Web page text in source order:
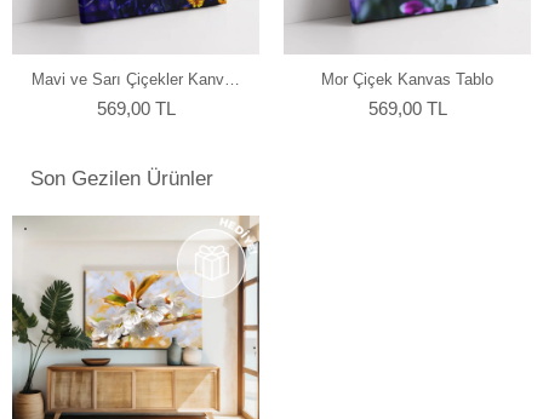
tasarıma sahiptir. Bu detay, tablolarımızı ek çerçeve ihtiyacı
olmadan asılabilir kılar, böylece sanat eserleriniz odanızın
atmosferine mükemmel bir şekilde uyum sağlar. Her bir tablomuz,
Mavi ve Sarı Çiçekler Kanvas
Tablo
569,00 TL
Mor Çiçek Kanvas Tablo
569,00 TL
Son Gezilen Ürünler